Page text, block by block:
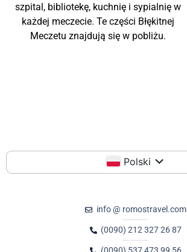
szpital, bibliotekę, kuchnię i sypialnię w
każdej meczecie. Te części Błękitnej
Meczetu znajdują się w pobliżu.
Polski
info @ romostravel.com
(0090) 212 327 26 87